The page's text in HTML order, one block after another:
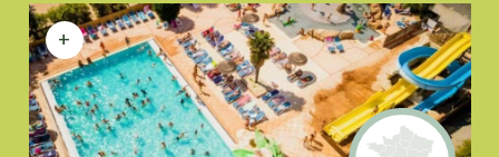
+